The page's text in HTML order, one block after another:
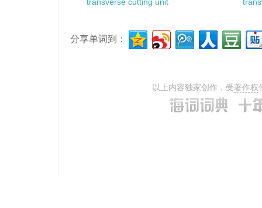
分享单词到：
以上内容独家创作，受著作权